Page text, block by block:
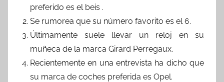
preferido es el beis .
Se rumorea que su número favorito es el 6.
Últimamente suele llevar un reloj en su
muñeca de la marca Girard Perregaux.
Recientemente en una entrevista ha dicho que
su marca de coches preferida es Opel.